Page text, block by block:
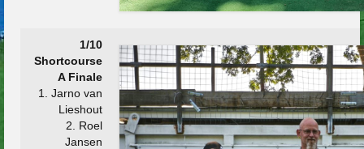
1/10
Shortcourse
A Finale
1. Jarno van
Lieshout
2. Roel
Jansen